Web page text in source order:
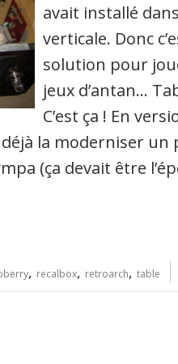
avait installé
verticale. Donc
solution pour
jeux d’antan…
C’est ça ! En
la moderniser
(ça devait être
, recalbox, retroarch, table